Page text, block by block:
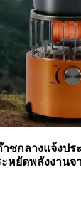
ซกลางแจ้งปร
หยัดพลังงานจ